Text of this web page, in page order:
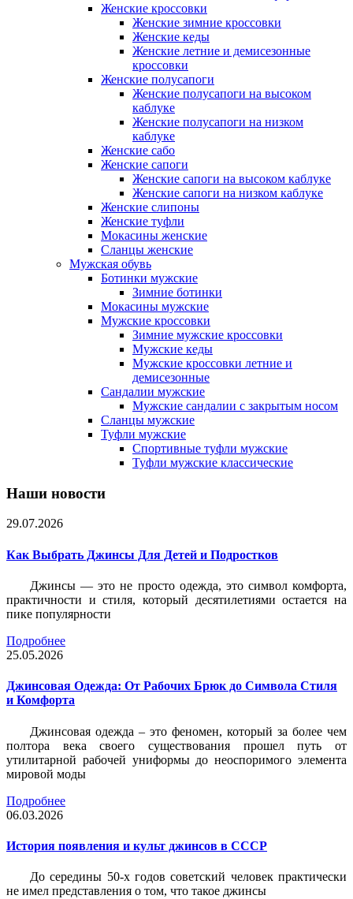
Женские кроссовки
Женские зимние кроссовки
Женские кеды
Женские летние и демисезонные
кроссовки
Женские полусапоги
Женские полусапоги на высоком
каблуке
Женские полусапоги на низком
каблуке
Женские сабо
Женские сапоги
Женские сапоги на высоком каблуке
Женские сапоги на низком каблуке
Женские слипоны
Женские туфли
Мокасины женские
Сланцы женские
Мужская обувь
Ботинки мужские
Зимние ботинки
Мокасины мужские
Мужские кроссовки
Зимние мужские кроссовки
Мужские кеды
Мужские кроссовки летние и
демисезонные
Сандалии мужские
Мужские сандалии с закрытым носом
Сланцы мужские
Туфли мужские
Спортивные туфли мужские
Туфли мужские классические
Наши новости
29.07.2026
Как Выбрать Джинсы Для Детей и Подростков
Джинсы — это не просто одежда, это символ комфорта,
практичности и стиля, который десятилетиями остается на
пике популярности
Подробнее
25.05.2026
Джинсовая Одежда: От Рабочих Брюк до Символа Стиля
и Комфорта
Джинсовая одежда – это феномен, который за более чем
полтора века своего существования прошел путь от
утилитарной рабочей униформы до неоспоримого элемента
мировой моды
Подробнее
06.03.2026
История появления и культ джинсов в СССР
До середины 50-х годов советский человек практически
не имел представления о том, что такое джинсы